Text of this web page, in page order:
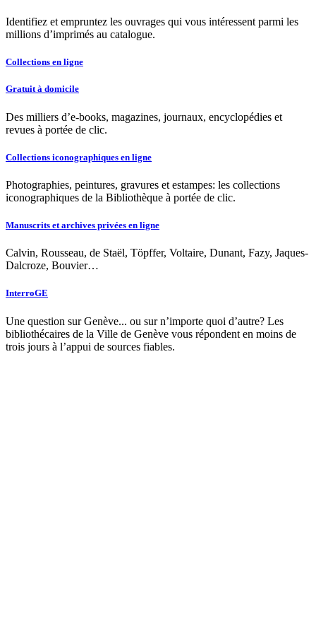
Identifiez et empruntez les ouvrages qui vous intéressent parmi les
millions d’imprimés au catalogue.
Collections en ligne
Gratuit à domicile
Des milliers d’e-books, magazines, journaux, encyclopédies et
revues à portée de clic.
Collections iconographiques en ligne
Photographies, peintures, gravures et estampes: les collections
iconographiques de la Bibliothèque à portée de clic.
Manuscrits et archives privées en ligne
Calvin, Rousseau, de Staël, Töpffer, Voltaire, Dunant, Fazy, Jaques-
Dalcroze, Bouvier…
InterroGE
Une question sur Genève... ou sur n’importe quoi d’autre? Les
bibliothécaires de la Ville de Genève vous répondent en moins de
trois jours à l’appui de sources fiables.